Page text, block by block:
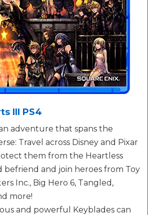
III PS4
adventure that spans the
Travel across Disney and Pixar
them from the Heartless
befriend and join heroes from Toy
Inc., Big Hero 6, Tangled,
more!
and powerful Keyblades can